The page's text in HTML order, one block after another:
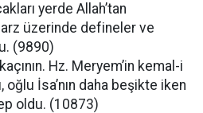
yerde Allah’tan
üzerinde defineler ve
(9890)
Hz. Meryem’in kemal-i
oğlu İsa’nın daha beşikte iken
oldu. (10873)